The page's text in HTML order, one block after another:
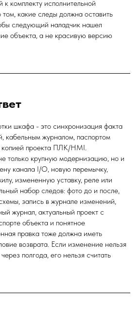
комплекту исполнительной
какие следы должна оставить
следующий наладчик нашел
объекта, а не красивую версию
шкафа - это синхронизация факта
кабельным журналом, паспортом
копией проекта ПЛК/HMI.
только крупную модернизацию, но и
канала I/O, новую перемычку,
измененную уставку, реле или
набор следов: фото до и после,
запись в журнале изменений,
журнал, актуальный проект с
объекта и понятное
правка тоже должна иметь
возврата. Если изменение нельзя
полгода, его нельзя считать